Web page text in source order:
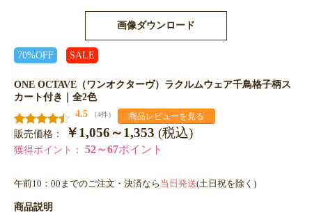
画像ダウンロード
70%OFF SALE
ONE OCTAVE（ワンオクターヴ）ラクルムウェア千鳥格子柄ス
カート付き｜全2色
4.5
（4件） 商品レビューを見る
販売価格： ￥1,056～1,353 (税込)
獲得ポイント： 52～67ポイント
午前10：00までのご注文・決済なら 当日発送(土日祝を除く)
商品説明